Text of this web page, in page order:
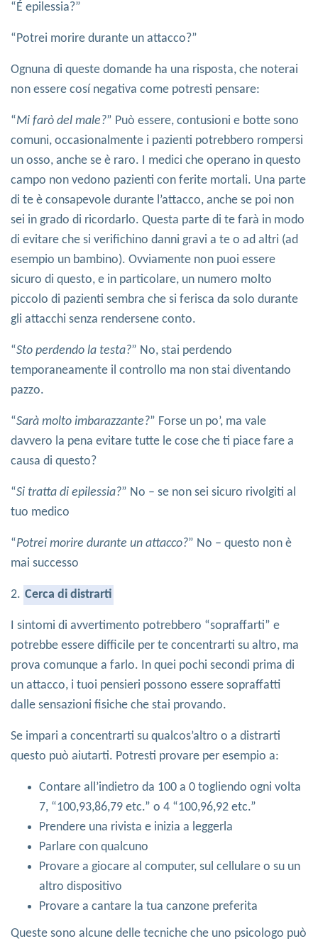
“É epilessia?”
“Potrei morire durante un attacco?”
Ognuna di queste domande ha una risposta, che noterai
non essere cosí negativa come potresti pensare:
“Mi farò del male?” Può essere, contusioni e botte sono
comuni, occasionalmente i pazienti potrebbero rompersi
un osso, anche se è raro. I medici che operano in questo
campo non vedono pazienti con ferite mortali. Una parte
di te è consapevole durante l’attacco, anche se poi non
sei in grado di ricordarlo. Questa parte di te farà in modo
di evitare che si verifichino danni gravi a te o ad altri (ad
esempio un bambino). Ovviamente non puoi essere
sicuro di questo, e in particolare, un numero molto
piccolo di pazienti sembra che si ferisca da solo durante
gli attacchi senza rendersene conto.
“Sto perdendo la testa?” No, stai perdendo
temporaneamente il controllo ma non stai diventando
pazzo.
“Sarà molto imbarazzante?” Forse un po’, ma vale
davvero la pena evitare tutte le cose che ti piace fare a
causa di questo?
“Si tratta di epilessia?” No – se non sei sicuro rivolgiti al
tuo medico
“Potrei morire durante un attacco?” No – questo non è
mai successo
2. Cerca di distrarti
I sintomi di avvertimento potrebbero “sopraffarti” e
potrebbe essere difficile per te concentrarti su altro, ma
prova comunque a farlo. In quei pochi secondi prima di
un attacco, i tuoi pensieri possono essere sopraffatti
dalle sensazioni fisiche che stai provando.
Se impari a concentrarti su qualcos’altro o a distrarti
questo può aiutarti. Potresti provare per esempio a:
Contare all’indietro da 100 a 0 togliendo ogni volta
7, “100,93,86,79 etc.” o 4 “100,96,92 etc.”
Prendere una rivista e inizia a leggerla
Parlare con qualcuno
Provare a giocare al computer, sul cellulare o su un
altro dispositivo
Provare a cantare la tua canzone preferita
Queste sono alcune delle tecniche che uno psicologo può